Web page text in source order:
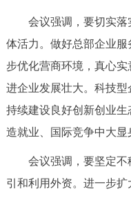
会议强调，要切实落
体活力。做好总部企业
步优化营商环境，真心
进企业发展壮大。科技
持续建设良好创新创业
造就业、国际竞争中大显
会议强调，要坚定不
引和利用外资。进一步扩